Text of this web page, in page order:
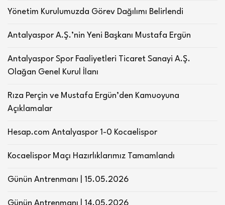
Yönetim Kurulumuzda Görev Dağılımı Belirlendi
Antalyaspor A.Ş.’nin Yeni Başkanı Mustafa Ergün
Antalyaspor Spor Faaliyetleri Ticaret Sanayi A.Ş.
Olağan Genel Kurul İlanı
Rıza Perçin ve Mustafa Ergün’den Kamuoyuna
Açıklamalar
Hesap.com Antalyaspor 1-0 Kocaelispor
Kocaelispor Maçı Hazırlıklarımız Tamamlandı
Günün Antrenmanı | 15.05.2026